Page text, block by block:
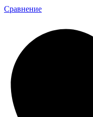
Сравнение